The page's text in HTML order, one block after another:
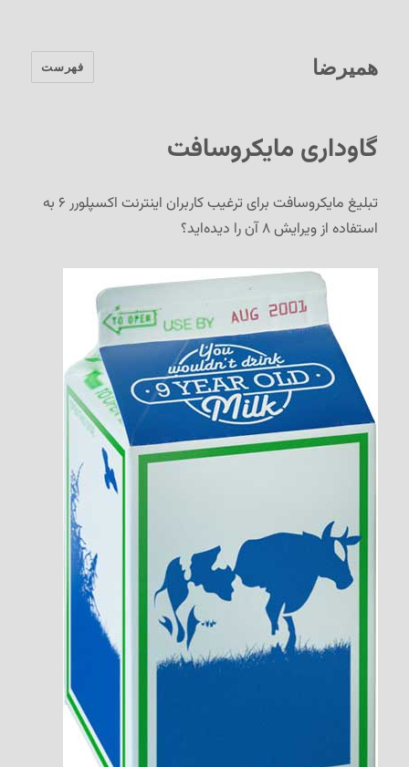
همیرضا فهرست
گاوداری مایکروسافت
تبلیغ مایکروسافت برای ترغیب کاربران اینترنت اکسپلورر ۶ به
استفاده از ویرایش ۸ آن را دیده‌اید؟